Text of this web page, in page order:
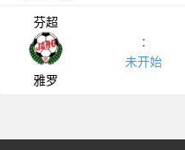
芬超
雅罗
:
未开始